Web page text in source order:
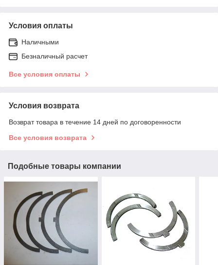
Условия оплаты
Наличными
Безналичный расчет
Все условия оплаты
Условия возврата
Возврат товара в течение 14 дней по договоренности
Все условия возврата
Подобные товары компании